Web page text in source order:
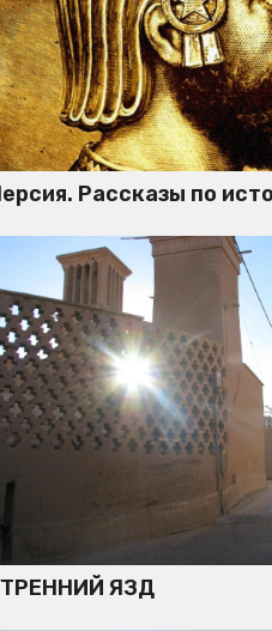
Рассказы по
ЯЗД